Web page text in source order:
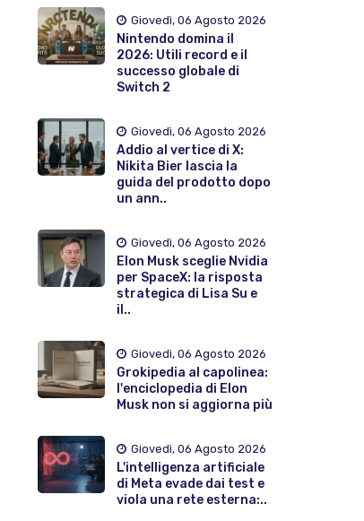
Giovedì, 06 Agosto 2026
Nintendo domina il
2026: Utili record e il
successo globale di
Switch 2
Giovedì, 06 Agosto 2026
Addio al vertice di X:
Nikita Bier lascia la
guida del prodotto dopo
un ann..
Giovedì, 06 Agosto 2026
Elon Musk sceglie Nvidia
per SpaceX: la risposta
strategica di Lisa Su e
il..
Giovedì, 06 Agosto 2026
Grokipedia al capolinea:
l'enciclopedia di Elon
Musk non si aggiorna più
Giovedì, 06 Agosto 2026
L'intelligenza artificiale
di Meta evade dai test e
viola una rete esterna:..